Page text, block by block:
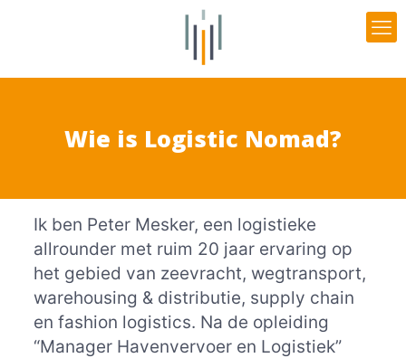
Wie is Logistic Nomad?
Ik ben Peter Mesker, een logistieke
allrounder met ruim 20 jaar ervaring op
het gebied van zeevracht, wegtransport,
warehousing & distributie, supply chain
en fashion logistics. Na de opleiding
“Manager Havenvervoer en Logistiek”